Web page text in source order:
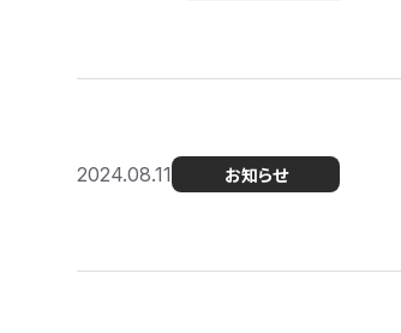
2024.08.11 お知らせ